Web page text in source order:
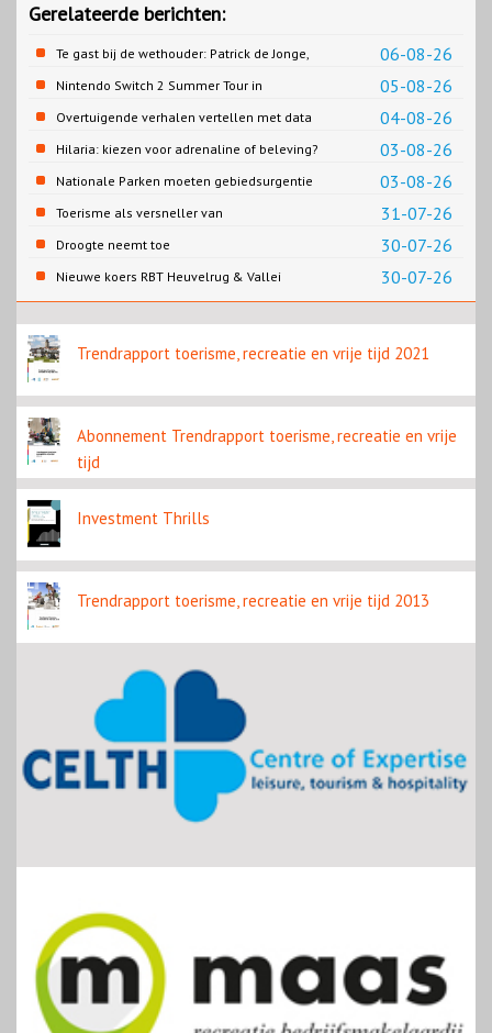
Gerelateerde berichten:
06-08-26
Te gast bij de wethouder: Patrick de Jonge,
Gemeente Emmen
05-08-26
Nintendo Switch 2 Summer Tour in
Slagharen
04-08-26
Overtuigende verhalen vertellen met data
03-08-26
Hilaria: kiezen voor adrenaline of beleving?
03-08-26
Nationale Parken moeten gebiedsurgentie
en beleidsurgentie verbinden
31-07-26
Toerisme als versneller van
retailtransformatie in Europese
30-07-26
Droogte neemt toe
30-07-26
Nieuwe koers RBT Heuvelrug & Vallei
zichtbaar in eerste resultaten 2026
Trendrapport toerisme, recreatie en vrije tijd 2021
Abonnement Trendrapport toerisme, recreatie en vrije
tijd
Investment Thrills
Trendrapport toerisme, recreatie en vrije tijd 2013